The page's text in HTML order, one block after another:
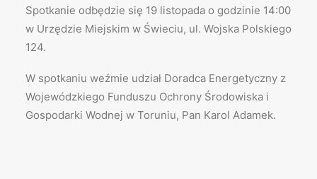
Spotkanie odbędzie się 19 listopada o godzinie 14:00
w Urzędzie Miejskim w Świeciu, ul. Wojska Polskiego
124.
W spotkaniu weźmie udział Doradca Energetyczny z
Wojewódzkiego Funduszu Ochrony Środowiska i
Gospodarki Wodnej w Toruniu, Pan Karol Adamek.